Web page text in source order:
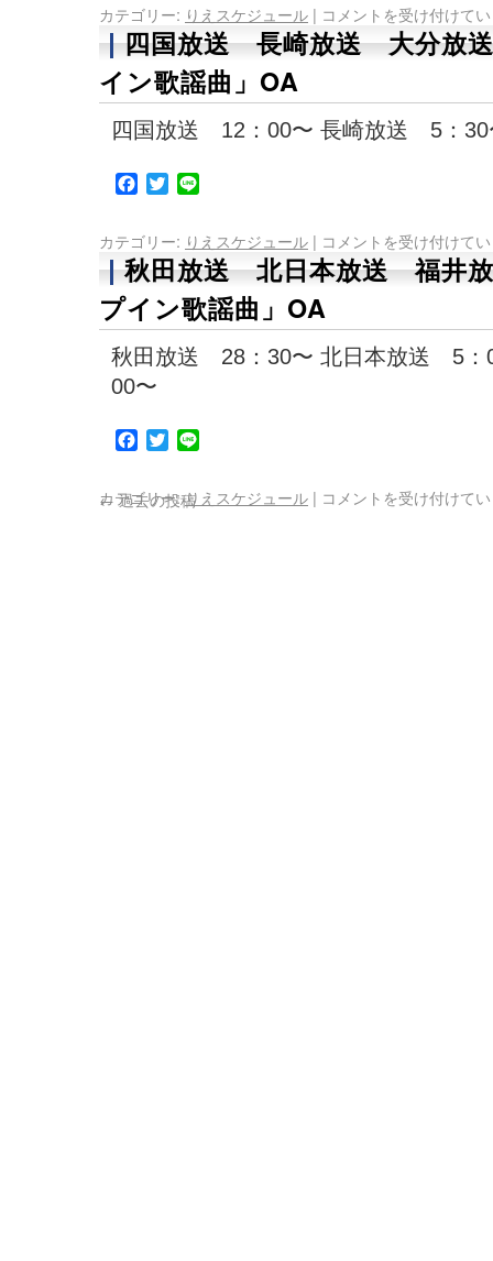
カテゴリー: りえスケジュール | コメントを受け付けて
四国放送 長崎放送 大分放
イン歌謡曲」OA
四国放送 12：00〜 長崎放送 5：
Facebook
Twitter
カテゴリー: りえスケジュール | コメントを受け付けて
秋田放送 北日本放送 福井放
プイン歌謡曲」OA
秋田放送 28：30〜 北日本放送 5
00〜
Facebook
Twitter
カテゴリー: りえスケジュール | コメントを受け付けて
←過去の投稿